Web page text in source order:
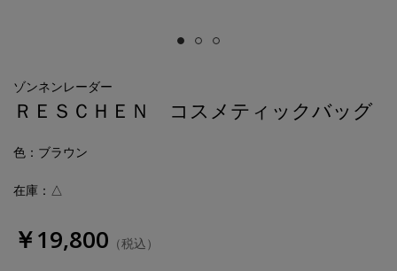
ゾンネンレーダー
ＲＥＳＣＨＥＮ コスメティックバッグ
色 ：ブラウン
在庫：△
￥19,800 （税込）